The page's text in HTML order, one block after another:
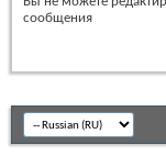
сообщения